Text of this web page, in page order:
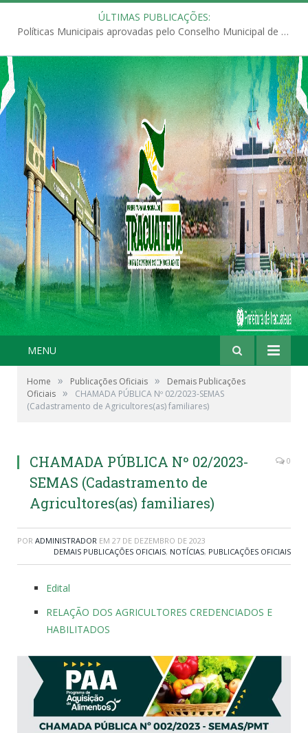
ÚLTIMAS PUBLICAÇÕES:
Políticas Municipais aprovadas pelo Conselho Municipal de Educação (CME)
MENU
Home » Publicações Oficiais »
Demais Publicações
Oficiais »
CHAMADA PÚBLICA Nº 02/2023-SEMAS
(Cadastramento de Agricultores(as) familiares)
CHAMADA PÚBLICA Nº 02/2023-
SEMAS (Cadastramento de
Agricultores(as) familiares)
0
POR ADMINISTRADOR EM 27 DE DEZEMBRO DE 2023
DEMAIS PUBLICAÇÕES OFICIAIS, NOTÍCIAS, PUBLICAÇÕES OFICIAIS
Edital
RELAÇÃO DOS AGRICULTORES CREDENCIADOS E
HABILITADOS